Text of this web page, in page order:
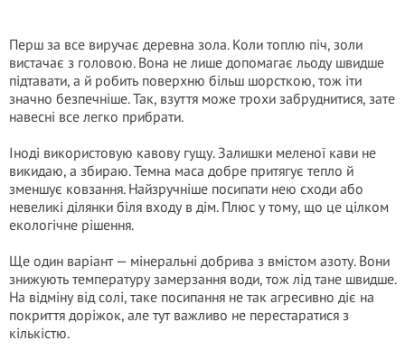
Перш за все виручає деревна зола. Коли топлю піч, золи
вистачає з головою. Вона не лише допомагає льоду швидше
підтавати, а й робить поверхню більш шорсткою, тож іти
значно безпечніше. Так, взуття може трохи забруднитися, зате
навесні все легко прибрати.
Іноді використовую кавову гущу. Залишки меленої кави не
викидаю, а збираю. Темна маса добре притягує тепло й
зменшує ковзання. Найзручніше посипати нею сходи або
невеликі ділянки біля входу в дім. Плюс у тому, що це цілком
екологічне рішення.
Ще один варіант — мінеральні добрива з вмістом азоту. Вони
знижують температуру замерзання води, тож лід тане швидше.
На відміну від солі, таке посипання не так агресивно діє на
покриття доріжок, але тут важливо не перестаратися з
кількістю.